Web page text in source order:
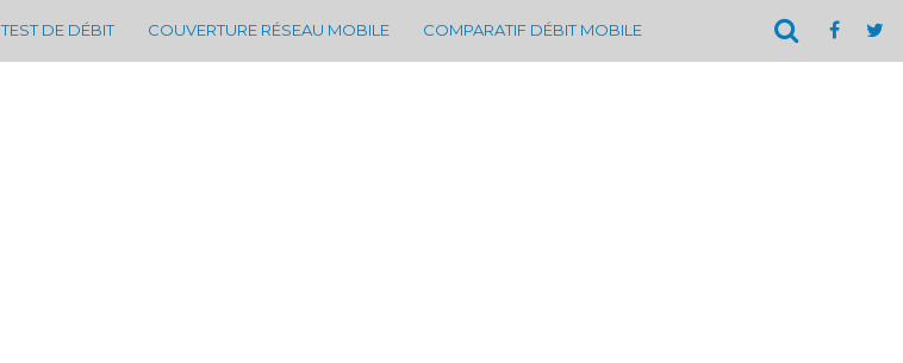
TEST DE DÉBIT COUVERTURE RÉSEAU MOBILE COMPARATIF DÉBIT MOBILE